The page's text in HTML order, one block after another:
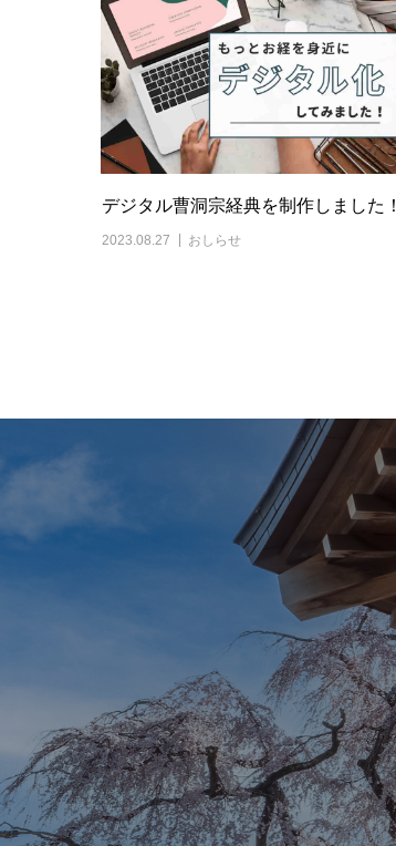
デジタル曹洞宗経典を制作しました！
2023.08.27 おしらせ